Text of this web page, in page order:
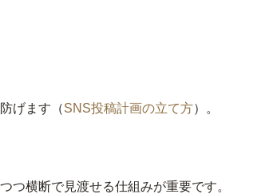
げます（SNS投稿計画の立て方）。
つ横断で見渡せる仕組みが重要です。